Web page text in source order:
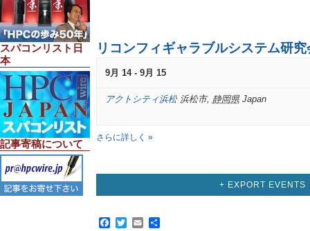
スパコンリスト日
本
記事寄稿について
ト
ナ
ビ
ゲ
リコンフィギャラブルシステム研
9月 14- 9月 15
アクトシティ浜松 浜松市, 静岡県 Japan
さらに詳しく »
イ
ン
リ
+ EXPORT EVENTS
Facebook
TwitterEmail
共